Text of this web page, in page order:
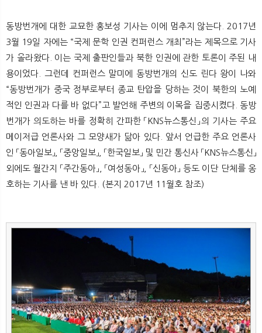
동방번개에 대한 교묘한 홍보성 기사는 이에 멈추지 않는다. 2017년
3월 19일 자에는 “국제 문학 인권 컨퍼런스 개최”라는 제목으로 기사
가 올라왔다. 이는 국제 출판인들과 북한 인권에 관한 토론이 주된 내
용이었다. 그런데 컨퍼런스 말미에 동방번개의 신도 린다 왕이 나와
“동방번개가 중국 정부로부터 종교 탄압을 당하는 것이 북한의 노예
적인 인권과 다를 바 없다”고 발언해 주변의 이목을 집중시켰다. 동방
번개가 의도하는 바를 정확히 간파한 「KNS뉴스통신」의 기사는 주요
메이저급 언론사와 그 모양새가 닮아 있다. 앞서 언급한 주요 언론사
인 「동아일보」, 「중앙일보」, 「한국일보」 및 민간 통신사 「KNS뉴스통신」
외에도 월간지 「주간동아」, 「여성동아」, 「신동아」 등도 이단 단체를 옹
호하는 기사를 낸 바 있다. (본지 2017년 11월호 참조)